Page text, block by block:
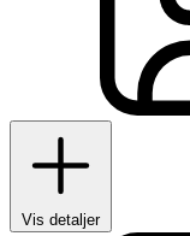
Vis detaljer